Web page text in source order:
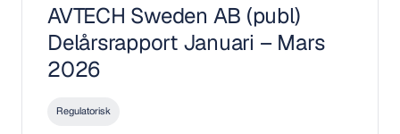
AVTECH Sweden AB (publ)
Delårsrapport Januari – Mars
2026
Regulatorisk